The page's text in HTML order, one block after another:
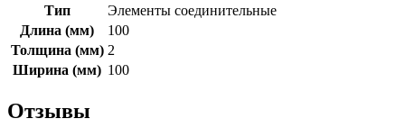
Тип
Элементы соединительные
Длина (мм)
100
Толщина (мм) 2
Ширина (мм) 100
Отзывы